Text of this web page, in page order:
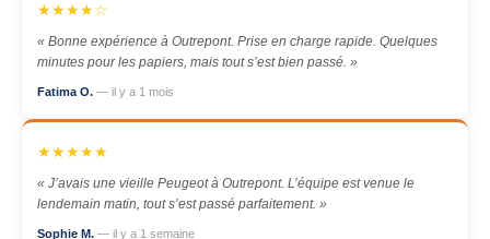
★★★★☆
« Bonne expérience à Outrepont. Prise en charge rapide. Quelques
minutes pour les papiers, mais tout s’est bien passé. »
Fatima O. — il y a 1 mois
★★★★★
« J’avais une vieille Peugeot à Outrepont. L’équipe est venue le
lendemain matin, tout s’est passé parfaitement. »
Sophie M. — il y a 1 semaine